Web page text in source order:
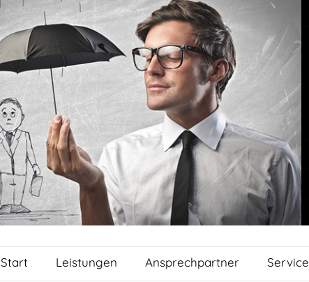
Start Leistungen Ansprechpartner Service